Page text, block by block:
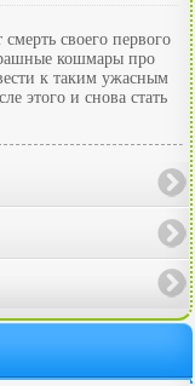
своего первого
кошмары про
к таким ужасным
этого и снова стать